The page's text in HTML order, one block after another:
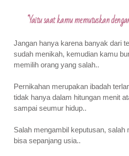
"Yaitu saat kamu memutuskan
Jangan hanya karena banyak dari
sudah menikah, kemudian kamu
memilih orang yang salah..
Pernikahan merupakan ibadah
tidak hanya dalam hitungan menit
sampai seumur hidup..
Salah mengambil keputusan, salah
bisa sepanjang usia..